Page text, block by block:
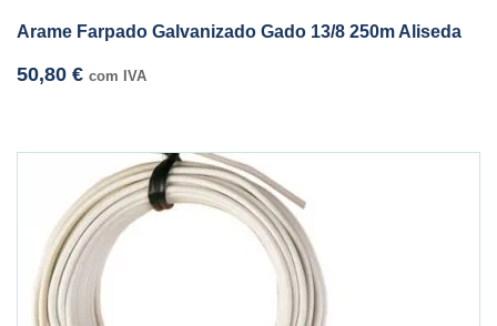
Arame Farpado Galvanizado Gado 13/8 250m Aliseda
50,80 € com IVA